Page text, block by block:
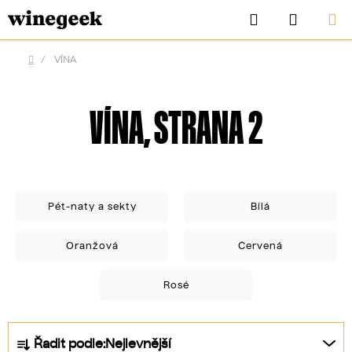
Přejít
na
obsah
Hledat
KOŠÍK
Domů
/ VÍNA
VÍNA, STRANA 2
Pét-naty a sekty Bílá
Oranžová Červená
Rosé
Řadit podle:Nejlevnější